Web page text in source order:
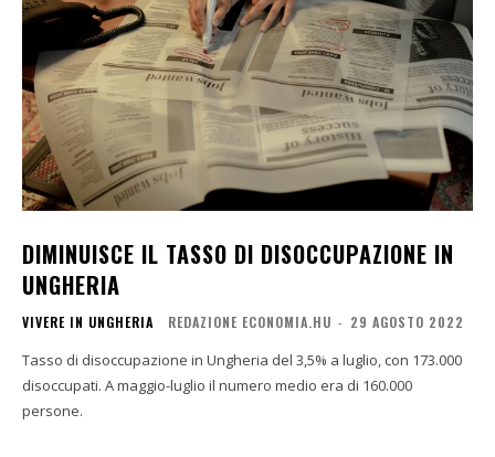
DIMINUISCE IL TASSO DI DISOCCUPAZIONE IN
UNGHERIA
VIVERE IN UNGHERIA REDAZIONE ECONOMIA.HU - 29 AGOSTO 2022
Tasso di disoccupazione in Ungheria del 3,5% a luglio, con 173.000
disoccupati. A maggio-luglio il numero medio era di 160.000
persone.